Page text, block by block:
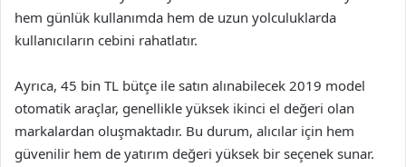
hem günlük kullanımda hem de uzun yolculuklarda
kullanıcıların cebini rahatlatır.
Ayrıca, 45 bin TL bütçe ile satın alınabilecek 2019 model
otomatik araçlar, genellikle yüksek ikinci el değeri olan
markalardan oluşmaktadır. Bu durum, alıcılar için hem
güvenilir hem de yatırım değeri yüksek bir seçenek sunar.